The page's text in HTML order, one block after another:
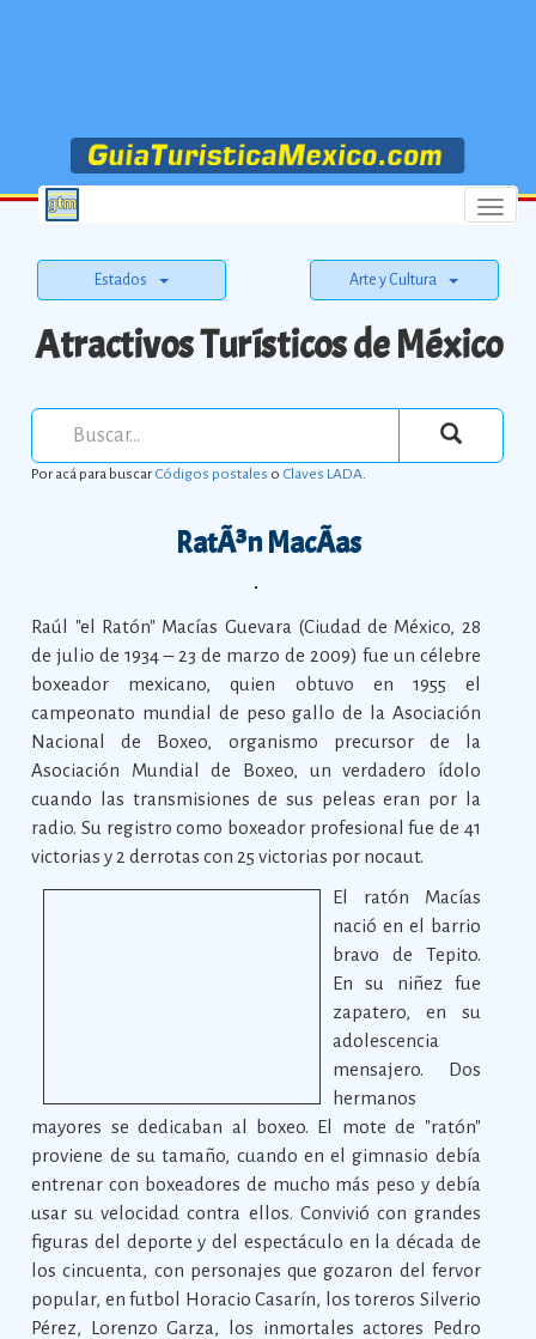
Menu
Estados Arte y Cultura
Atractivos Turísticos de México
Por acá para buscarCódigos postales o Claves LADA.
RatÃ³n MacÃ­as
Raúl "el Ratón" Macías Guevara (Ciudad de México, 28
de julio de 1934 – 23 de marzo de 2009) fue un célebre
boxeador mexicano, quien obtuvo en 1955 el
campeonato mundial de peso gallo de la Asociación
Nacional de Boxeo, organismo precursor de la
Asociación Mundial de Boxeo, un verdadero ídolo
cuando las transmisiones de sus peleas eran por la
radio. Su registro como boxeador profesional fue de 41
victorias y 2 derrotas con 25 victorias por nocaut.
El ratón Macías
nació en el barrio
bravo de Tepito.
En su niñez fue
zapatero, en su
adolescencia
mensajero. Dos
hermanos
mayores se dedicaban al boxeo. El mote de "ratón"
proviene de su tamaño, cuando en el gimnasio debía
entrenar con boxeadores de mucho más peso y debía
usar su velocidad contra ellos. Convivió con grandes
figuras del deporte y del espectáculo en la década de
los cincuenta, con personajes que gozaron del fervor
popular, en futbol Horacio Casarín, los toreros Silverio
Pérez, Lorenzo Garza, los inmortales actores Pedro